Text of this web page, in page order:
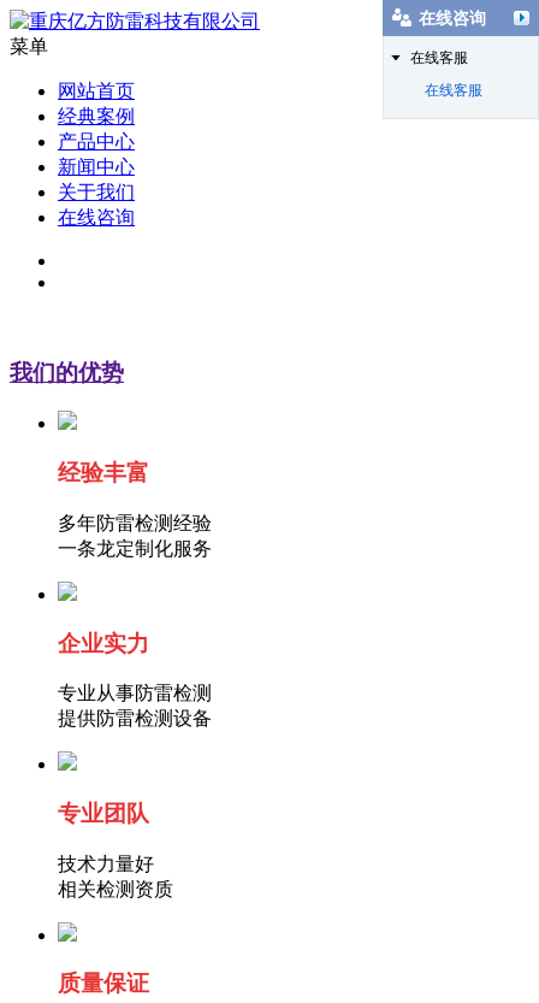
菜单
网站首页
经典案例
产品中心
新闻中心
关于我们
在线咨询
我们的优势
经验丰富
多年防雷检测经验
一条龙定制化服务
企业实力
专业从事防雷检测
提供防雷检测设备
专业团队
技术力量好
相关检测资质
质量保证
在线咨询
在线客服
在线客服